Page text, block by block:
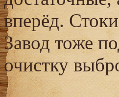
вперёд.
Завод тоже
очистку